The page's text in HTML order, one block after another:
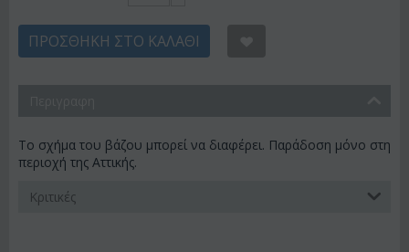
ΠΡΟΣΘΉΚΗ ΣΤΟ ΚΑΛΆΘΙ
Το σχήμα του βάζου μπορεί να διαφέρει. Παράδοση μόνο στη
περιοχή της Αττικής.
Κριτικές